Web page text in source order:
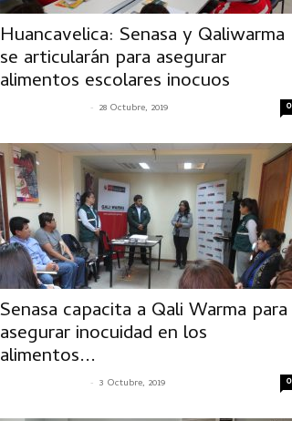
Huancavelica: Senasa y Qaliwarma
se articularán para asegurar
alimentos escolares inocuos
- 28 Octubre, 2019 0
Senasa capacita a Qali Warma para
asegurar inocuidad en los
alimentos...
- 3 Octubre, 2019 0